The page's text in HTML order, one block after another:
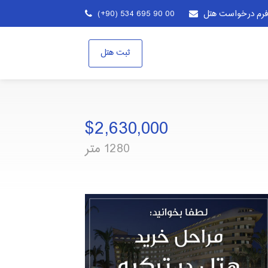
(+90) 534 695 90 00 فرم درخواست هتل
ثبت هتل
$2,630,000
1280 متر